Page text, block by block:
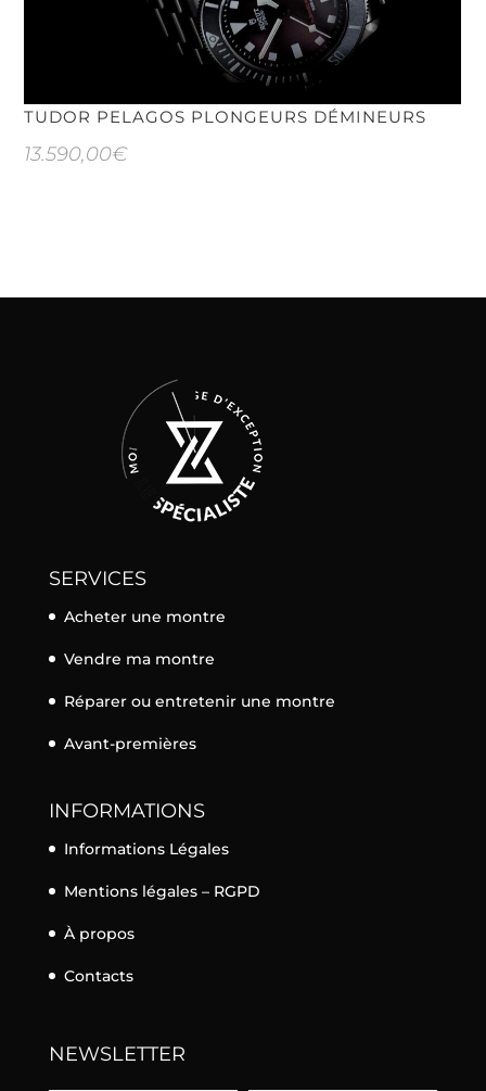
TUDOR PELAGOS PLONGEURS DÉMINEURS
13.590,00€
SERVICES
Acheter une montre
Vendre ma montre
Réparer ou entretenir une montre
Avant-premières
INFORMATIONS
Informations Légales
Mentions légales – RGPD
À propos
Contacts
NEWSLETTER